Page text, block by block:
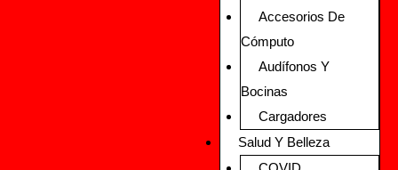
Accesorios De
Cómputo
Audífonos Y
Bocinas
Cargadores
Salud Y Belleza